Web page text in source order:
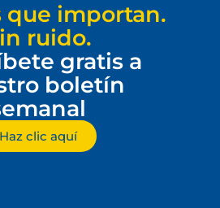
que importan.
ruido.
gratis a
boletín
Haz clic aquí